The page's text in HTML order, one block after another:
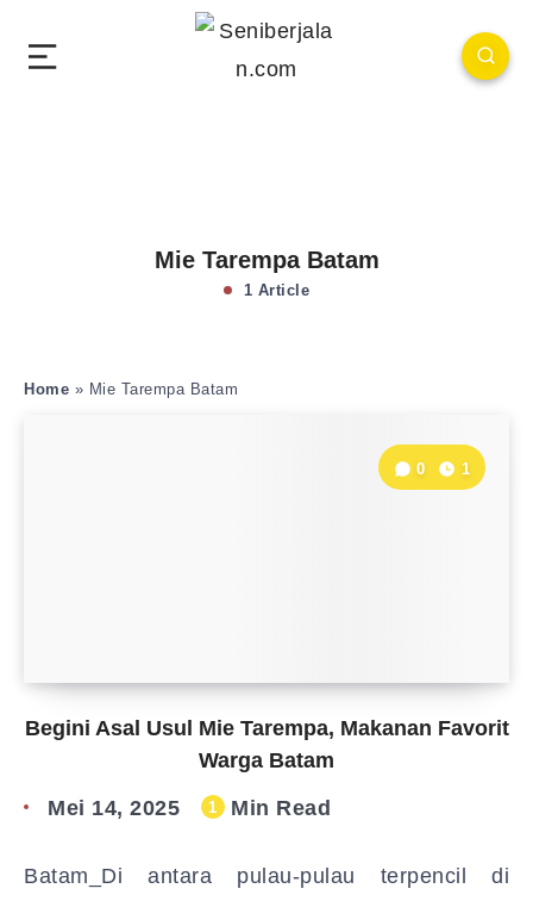
Mie Tarempa Batam
1 Article
Home » Mie Tarempa Batam
Begini Asal Usul Mie Tarempa, Makanan Favorit
Warga Batam
0 1
Mei 14, 2025 1 Min Read
Batam_Di antara pulau-pulau terpencil di